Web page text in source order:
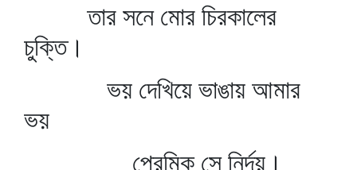
তার সনে মোর চিরকালের
চুক্তি।
ভয় দেখিয়ে ভাঙায় আমার
ভয়
প্রেমিক সে নির্দয়।